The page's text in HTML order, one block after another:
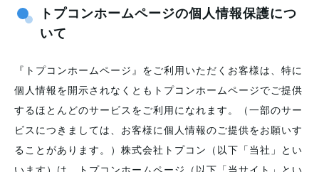
トプコンホームページの個人情報保護につ
いて
『トプコンホームページ』をご利用いただくお客様は、特に
個人情報を開示されなくともトプコンホームページでご提供
するほとんどのサービスをご利用になれます。（一部のサー
ビスにつきましては、お客様に個人情報のご提供をお願いす
ることがあります。）株式会社トプコン（以下「当社」とい